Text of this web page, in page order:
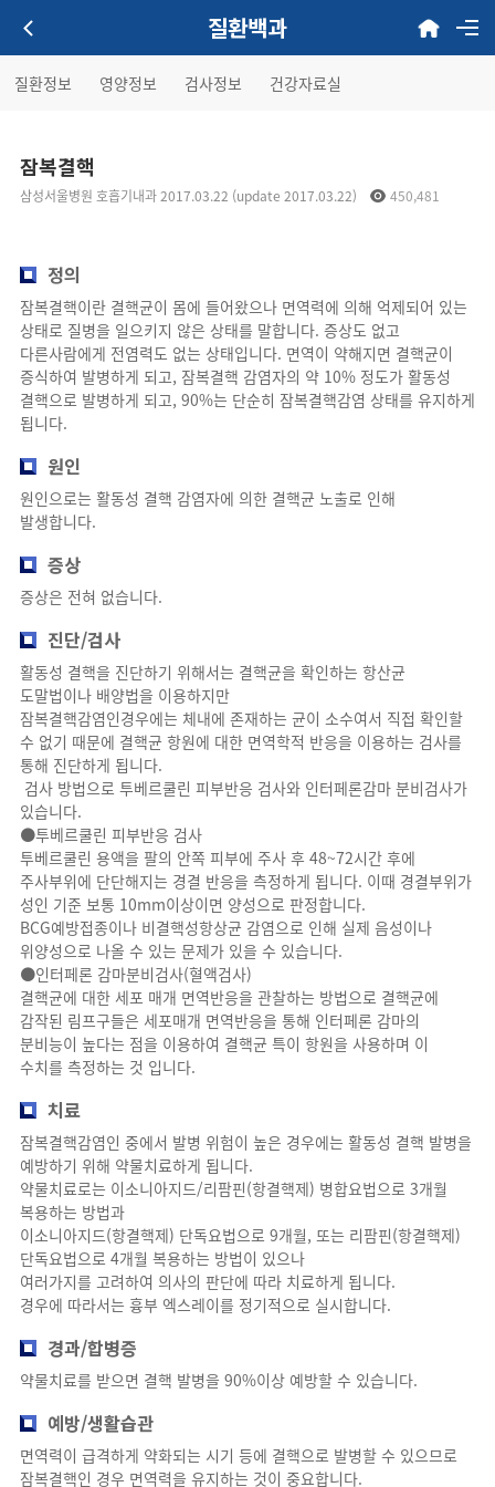
질환백과
질환정보 영양정보 검사정보 건강자료실
잠복결핵
삼성서울병원 호흡기내과 2017.03.22 (update 2017.03.22) 450,481
정의
잠복결핵이란 결핵균이 몸에 들어왔으나 면역력에 의해 억제되어 있는
상태로 질병을 일으키지 않은 상태를 말합니다. 증상도 없고
다른사람에게 전염력도 없는 상태입니다. 면역이 약해지면 결핵균이
증식하여 발병하게 되고, 잠복결핵 감염자의 약 10% 정도가 활동성
결핵으로 발병하게 되고, 90%는 단순히 잠복결핵감염 상태를 유지하게
됩니다.
원인
원인으로는 활동성 결핵 감염자에 의한 결핵균 노출로 인해
발생합니다.
증상
증상은 전혀 없습니다.
진단/검사
활동성 결핵을 진단하기 위해서는 결핵균을 확인하는 항산균
도말법이나 배양법을 이용하지만
잠복결핵감염인경우에는 체내에 존재하는 균이 소수여서 직접 확인할
수 없기 때문에 결핵균 항원에 대한 면역학적 반응을 이용하는 검사를
통해 진단하게 됩니다.
검사 방법으로 투베르쿨린 피부반응 검사와 인터페론감마 분비검사가
있습니다.
●투베르쿨린 피부반응 검사
투베르쿨린 용액을 팔의 안쪽 피부에 주사 후 48~72시간 후에
주사부위에 단단해지는 경결 반응을 측정하게 됩니다. 이때 경결부위가
성인 기준 보통 10mm이상이면 양성으로 판정합니다.
BCG예방접종이나 비결핵성항상균 감염으로 인해 실제 음성이나
위양성으로 나올 수 있는 문제가 있을 수 있습니다.
●인터페론 감마분비검사(혈액검사)
결핵균에 대한 세포 매개 면역반응을 관찰하는 방법으로 결핵균에
감작된 림프구들은 세포매개 면역반응을 통해 인터페론 감마의
분비능이 높다는 점을 이용하여 결핵균 특이 항원을 사용하며 이
수치를 측정하는 것 입니다.
치료
잠복결핵감염인 중에서 발병 위험이 높은 경우에는 활동성 결핵 발병을
예방하기 위해 약물치료하게 됩니다.
약물치료로는 이소니아지드/리팜핀(항결핵제) 병합요법으로 3개월
복용하는 방법과
이소니아지드(항결핵제) 단독요법으로 9개월, 또는 리팜핀(항결핵제)
단독요법으로 4개월 복용하는 방법이 있으나
여러가지를 고려하여 의사의 판단에 따라 치료하게 됩니다.
경우에 따라서는 흉부 엑스레이를 정기적으로 실시합니다.
경과/합병증
약물치료를 받으면 결핵 발병을 90%이상 예방할 수 있습니다.
예방/생활습관
면역력이 급격하게 약화되는 시기 등에 결핵으로 발병할 수 있으므로
잠복결핵인 경우 면역력을 유지하는 것이 중요합니다.